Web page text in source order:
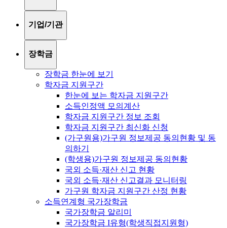
기업/기관
장학금
장학금 한눈에 보기
학자금 지원구간
한눈에 보는 학자금 지원구간
소득인정액 모의계산
학자금 지원구간 정보 조회
학자금 지원구간 최신화 신청
(가구원용)가구원 정보제공 동의현황 및 동
의하기
(학생용)가구원 정보제공 동의현황
국외 소득·재산 신고 현황
국외 소득·재산 신고결과 모니터링
가구원 학자금 지원구간 산정 현황
소득연계형 국가장학금
국가장학금 알리미
국가장학금 I유형(학생직접지원형)